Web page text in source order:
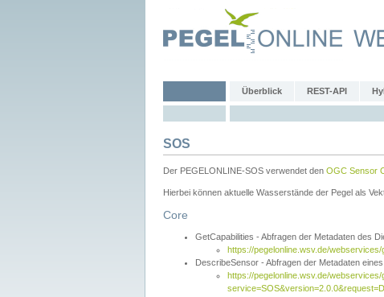
Überblick REST-API
SOS
Der PEGELONLINE-SOS verwendet den OGC Sensor
Hierbei können aktuelle Wasserstände der Pegel als
Core
GetCapabilities - Abfragen der Metadaten des
https://pegelonline.wsv.de/
DescribeSensor - Abfragen der Metadaten
https://pegelonline.wsv.de/